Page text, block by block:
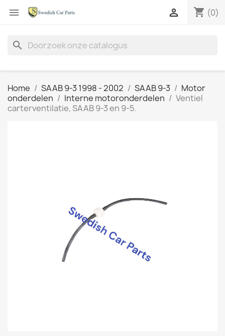
 shopping_cart (0)

search
Home SAAB 9-3 1998 - 2002 SAAB 9-3
Motor
onderdelen
Interne motoronderdelen
Ventiel
carterventilatie, SAAB 9-3 en 9-5.